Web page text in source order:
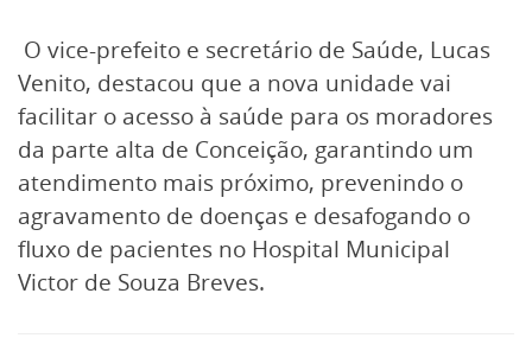
O vice-prefeito e secretário de Saúde, Lucas
Venito, destacou que a nova unidade vai
facilitar o acesso à saúde para os moradores
da parte alta de Conceição, garantindo um
atendimento mais próximo, prevenindo o
agravamento de doenças e desafogando o
fluxo de pacientes no Hospital Municipal
Victor de Souza Breves.